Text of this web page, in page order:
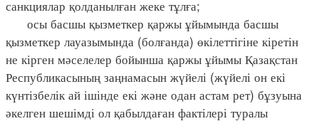
санкциялар қолданылған жеке тұлға;
осы басшы қызметкер қаржы ұйымында басшы
қызметкер лауазымында (болғанда) өкілеттігіне кіретін
не кірген мәселелер бойынша қаржы ұйымы Қазақстан
Республикасының заңнамасын жүйелі (жүйелі он екі
күнтізбелік ай ішінде екі және одан астам рет) бұзуына
әкелген шешімді ол қабылдаған фактілері туралы